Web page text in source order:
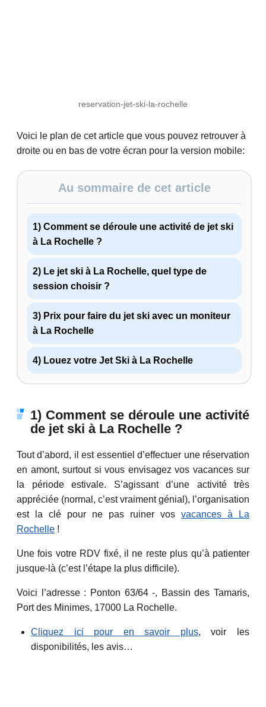
reservation-jet-ski-la-rochelle
Voici le plan de cet article que vous pouvez retrouver à
droite ou en bas de votre écran pour la version mobile:
Au sommaire de cet article
1) Comment se déroule une activité de jet ski
à La Rochelle ?
2) Le jet ski à La Rochelle, quel type de
session choisir ?
3) Prix pour faire du jet ski avec un moniteur
à La Rochelle
4) Louez votre Jet Ski à La Rochelle
1) Comment se déroule une activité
de jet ski à La Rochelle ?
Tout d’abord, il est essentiel d’effectuer une réservation
en amont, surtout si vous envisagez vos vacances sur
la période estivale. S’agissant d’une activité très
appréciée (normal, c’est vraiment génial), l’organisation
est la clé pour ne pas ruiner vos vacances à La
Rochelle !
Une fois votre RDV fixé, il ne reste plus qu’à patienter
jusque-là (c’est l’étape la plus difficile).
Voici l’adresse : Ponton 63/64 -, Bassin des Tamaris,
Port des Minimes, 17000 La Rochelle.
Cliquez ici pour en savoir plus, voir les
disponibilités, les avis…